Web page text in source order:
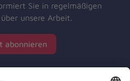
Sie in regelmäßigen
unsere Arbeit.
abonnieren